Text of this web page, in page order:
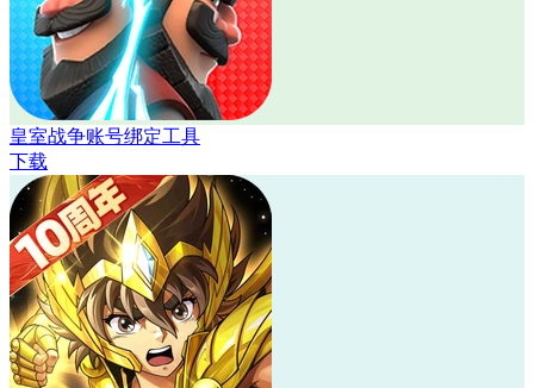
皇室战争账号绑定工具
下载